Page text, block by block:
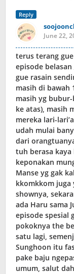
Reply
June 22,
terus terang
episode
gue rasain
masih di bawah
masih yg
ke atas), masih
mereka lari-
udah mulai
dari
tuh berasa
keponakan
Manse yg gak
kkomkkom juga
shownya,
ada Haru sama
episode spesial
pokoknya the
satu lagi,
Sunghoon itu
pake baju
umum, salut dah